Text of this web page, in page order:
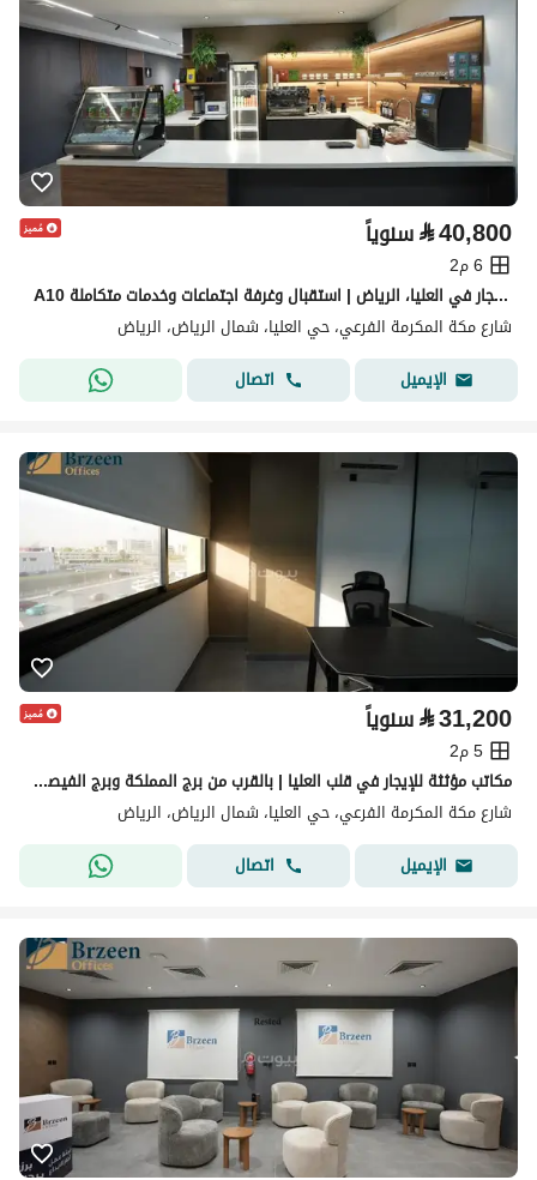
⃁40,800 سنوياً
6 م2
A10 مكاتب للإيجار في العليا، الرياض | استقبال وغرفة اجتماعات وخدمات متكاملة
شارع مكة المكرمة الفرعي، حي العليا، شمال الرياض، الرياض
الإيميل
اتصال
⃁31,200 سنوياً
5 م2
مكاتب مؤثثة للإيجار في قلب العليا | بالقرب من برج المملكة وبرج الفيصلية B01
شارع مكة المكرمة الفرعي، حي العليا، شمال الرياض، الرياض
الإيميل
اتصال